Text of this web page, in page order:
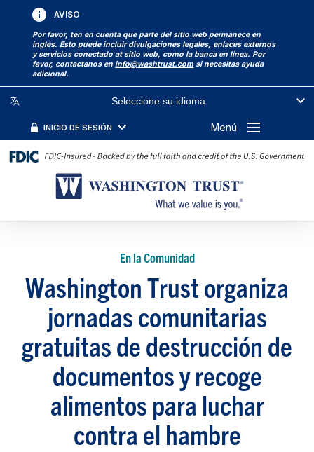
AVISO
Por favor, ten en cuenta que parte del sitio web permanece en
inglés. Esto puede incluir divulgaciones legales, enlaces externos
y servicios conectado at sitio web, como la banca en línea. Por
favor, contactanos eninfo@washtrust.com si necesitas ayuda
adicional.
Seleccione su idioma
INICIO DE SESIÓN Menú
En la Comunidad
Washington Trust organiza
jornadas comunitarias
gratuitas de destrucción de
documentos y recoge
alimentos para luchar
contra el hambre